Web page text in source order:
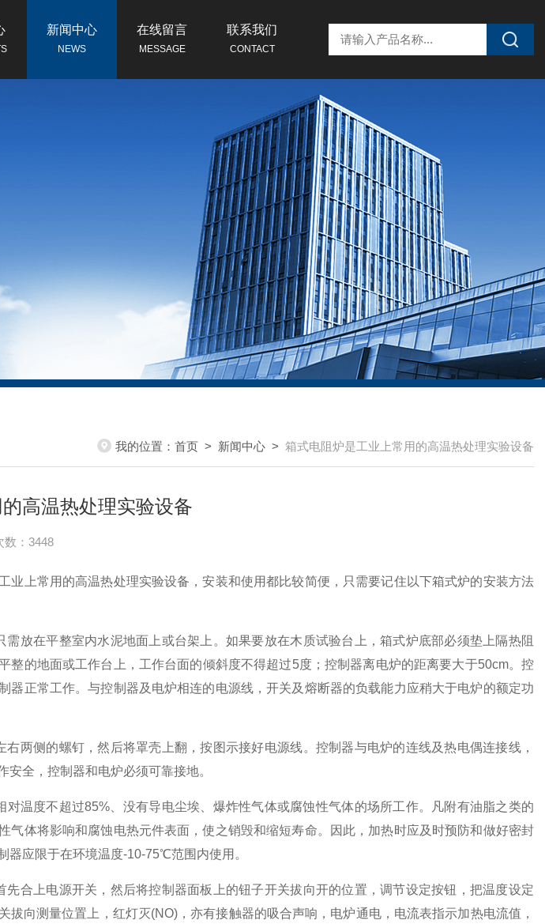
新闻中心
NEWS
在线留言
MESSAGE
联系我们
CONTACT
我的位置： 首页 > 新闻中心 > 箱式电阻炉是工业上常用的高温热处理实验设备
高温热处理实验设备
数：3448
业上常用的高温热处理实验设备，安装和使用都比较简便，只需要记住以下箱式炉的安装方法
在平整室内水泥地面上或台架上。如果要放在木质试验台上，箱式炉底部必须垫上隔热阻
整的地面或工作台上，工作台面的倾斜度不得超过5度；控制器离电炉的距离要大于50cm。控
器正常工作。与控制器及电炉相连的电源线，开关及熔断器的负载能力应稍大于电炉的额定功
侧的螺钉，然后将罩壳上翻，按图示接好电源线。控制器与电炉的连线及热电偶连接线，
全，控制器和电炉必须可靠接地。
对温度不超过85%、没有导电尘埃、爆炸性气体或腐蚀性气体的场所工作。凡附有油脂之类的
气体将影响和腐蚀电热元件表面，使之销毁和缩短寿命。因此，加热时应及时预防和做好密封
器应限于在环境温度-10-75℃范围内使用。
上电源开关，然后将控制器面板上的钮子开关拔向开的位置，调节设定按钮，把温度设定
拔向测量位置上，红灯灭(NO)，亦有接触器的吸合声响，电炉通电，电流表指示加热电流值，